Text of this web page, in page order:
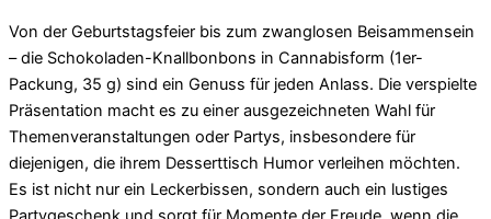
Von der Geburtstagsfeier bis zum zwanglosen Beisammensein
– die Schokoladen-Knallbonbons in Cannabisform (1er-
Packung, 35 g) sind ein Genuss für jeden Anlass. Die verspielte
Präsentation macht es zu einer ausgezeichneten Wahl für
Themenveranstaltungen oder Partys, insbesondere für
diejenigen, die ihrem Desserttisch Humor verleihen möchten.
Es ist nicht nur ein Leckerbissen, sondern auch ein lustiges